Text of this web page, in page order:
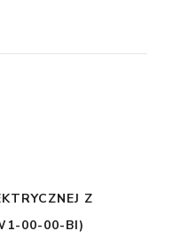
Z
00-00-BI)